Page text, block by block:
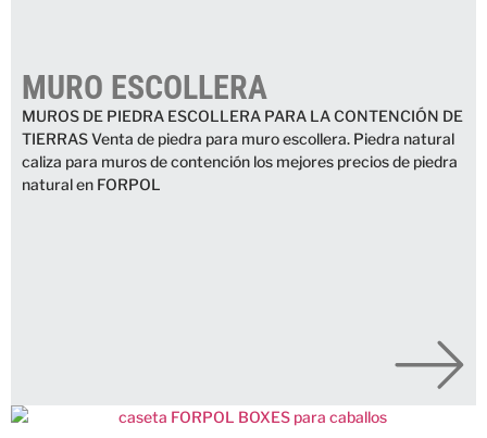
MURO ESCOLLERA
MUROS DE PIEDRA ESCOLLERA PARA LA CONTENCIÓN DE
TIERRAS Venta de piedra para muro escollera. Piedra natural
caliza para muros de contención los mejores precios de piedra
natural en FORPOL